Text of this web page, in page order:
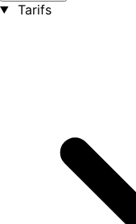
Tarifs